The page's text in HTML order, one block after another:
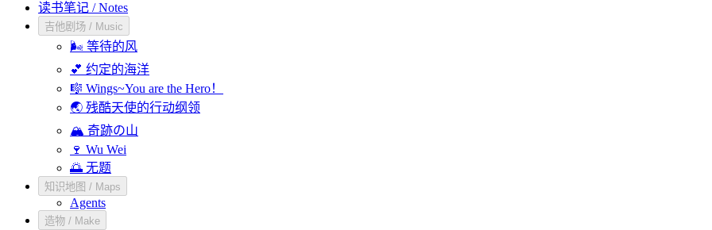
读书笔记 / Notes
吉他剧场 / Music
🌬️ 等待的风
💕 约定的海洋
🎼 Wings~You are the Hero！
🌏 残酷天使的行动纲领
🏔️ 奇跡の山
🍷 Wu Wei
🌅 无题
知识地图 / Maps
Agents
造物 / Make